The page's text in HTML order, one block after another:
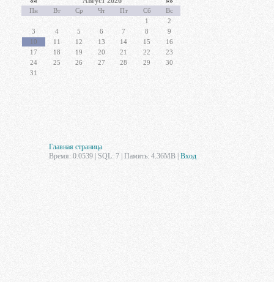
Пн Вт Ср Чт Пт Сб
Вс
1
2
3
4 5 6 7 8
9
10
11 12 13 14 15
16
17
18 19 20 21 22
23
24
25 26 27 28 29
30
31
Главная страница
Время: 0.0539 | SQL: 7 | Память: 4.36MB Вход